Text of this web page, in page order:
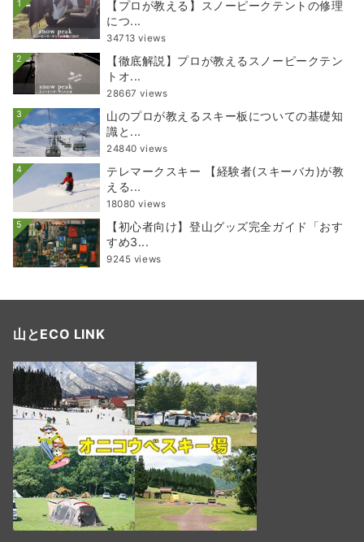
1
【プロが教える】スノーピークテントの修理
につ...
34713 views
2
【徹底解説】プロが教えるスノーピークテン
トオ...
28667 views
3
山のプロが教えるスキー板についての基礎知
識と...
24840 views
4
テレマークスキー 【経験者(スキーバカ)が教
える...
18080 views
5
【初心者向け】登山グッズ完全ガイド「おす
すめ3...
9245 views
山とECO LINK